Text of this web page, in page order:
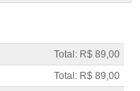
Total: R$ 89,00
Total: R$ 89,00